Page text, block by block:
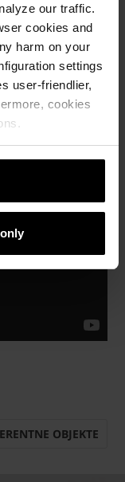
our traffic.
cookies and
harm on your
settings
user-friendlier,
cookies
OBJEKTE